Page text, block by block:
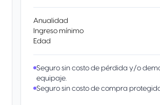
Anualidad
Ingreso mínimo
Edad
Seguro sin costo de pérdida y/o
equipaje.
Seguro sin costo de compra